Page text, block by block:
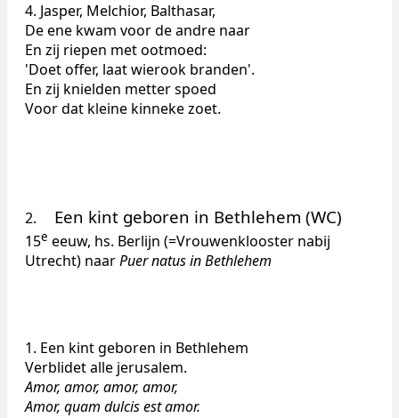
4. Jasper, Melchior, Balthasar,
De ene kwam voor de andre naar
En zij riepen met ootmoed:
'Doet offer, laat wierook branden'.
En zij knielden metter spoed
Voor dat kleine kinneke zoet.
2. Een kint geboren in Bethlehem (WC)
15e eeuw, hs. Berlijn (=Vrouwenklooster nabij
Utrecht) naarPuer natus in Bethlehem
1. Een kint geboren in Bethlehem
Verblidet alle jerusalem.
Amor, amor, amor, amor,
Amor, quam dulcis est amor.